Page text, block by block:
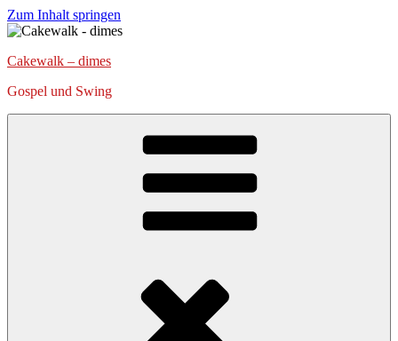
Zum Inhalt springen
Cakewalk – dimes
Gospel und Swing